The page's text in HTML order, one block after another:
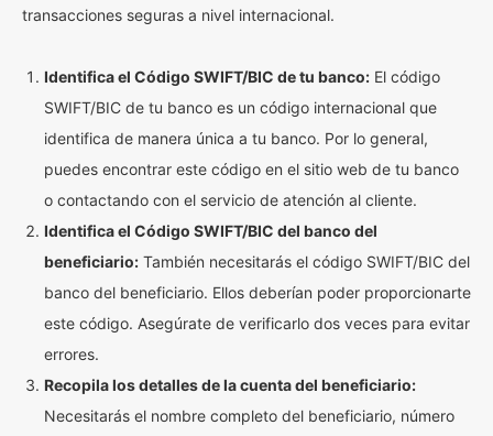
transacciones seguras a nivel internacional.
Identifica el Código SWIFT/BIC de tu banco: El código
SWIFT/BIC de tu banco es un código internacional que
identifica de manera única a tu banco. Por lo general,
puedes encontrar este código en el sitio web de tu banco
o contactando con el servicio de atención al cliente.
Identifica el Código SWIFT/BIC del banco del
beneficiario: También necesitarás el código SWIFT/BIC del
banco del beneficiario. Ellos deberían poder proporcionarte
este código. Asegúrate de verificarlo dos veces para evitar
errores.
Recopila los detalles de la cuenta del beneficiario:
Necesitarás el nombre completo del beneficiario, número